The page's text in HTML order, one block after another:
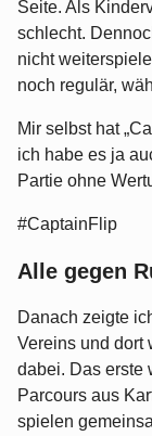
Seite. Als
schlecht.
nicht
noch regulär,
Mir selbst hat
ich habe es ja
Partie ohne
#CaptainFlip
Alle gegen
Danach zeigte
Vereins und dort
dabei. Das erste
Parcours aus
spielen